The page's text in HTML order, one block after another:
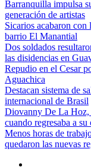
Barranquilla impulsa
generación de artistas
Sicarios acabaron
barrio El Manantial
Dos soldados
las disidencias en
Repudio en el Cesar
Aguachica
Destacan sistema de
internacional de Brasil
Diovanny De La Hoz,
cuando regresaba a su
Menos horas de
quedaron las nuevas